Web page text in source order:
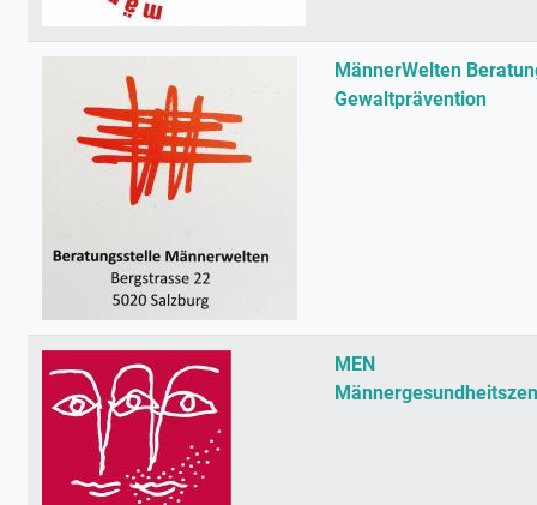
MännerWelten
Gewaltprävention
MEN